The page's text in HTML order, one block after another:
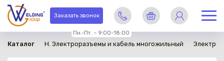
Заказать звонок
Пн.-Пт. – 9:00-18:00
Каталог H. Электроразъемы и кабель многожильный
в наличии